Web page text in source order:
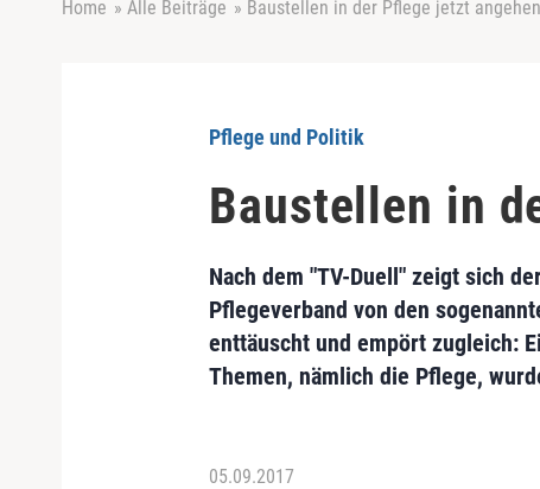
Home » Alle Beiträge » Baustellen in der Pflege jetzt angehen
Pflege und Politik
Baustellen in
Nach dem "TV-Duell" zeigt sich
Pflegeverband von den
enttäuscht und empört zugleich:
Themen, nämlich die Pflege,
05.09.2017